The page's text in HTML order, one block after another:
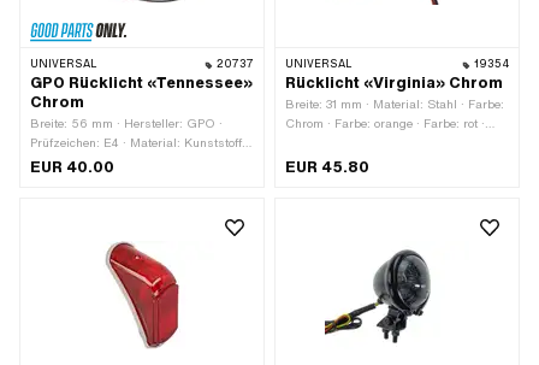
UNIVERSAL 20737
GPO Rücklicht «Tennessee»
Chrom
Breite: 56 mm · Hersteller: GPO ·
Prüfzeichen: E4 · Material: Kunststoff ·
Material: Stahl · Farbe: Chrom · Farbe:
Befestigungspunkte: 2 Stk. ·
Bremslicht: Ja · Reflektoren: Ja · Tiefe:
EUR 40.00
UNIVERSAL 19354
Rücklicht «Virginia» Chrom
Breite: 31 mm · Material: Stahl · Farbe:
Chrom · Farbe: orange · Farbe: rot ·
Befestigungsart: Schrauben & Muttern
Bremslicht: Nein · Reflektoren: Nein ·
EUR 45.80